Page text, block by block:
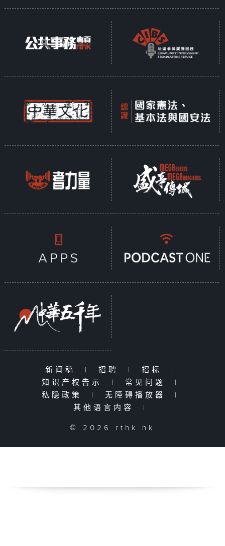
新闻稿 | 招聘 | 招标
|
知识产权告示
| 常见问题
|
私隐政策
| 无障碍播放器
|
其他语言内容
|
© 2026 rthk.hk